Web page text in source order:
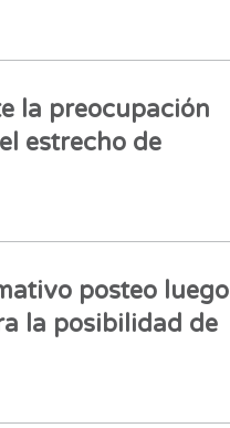
la preocupación
estrecho de
posteo luego
la posibilidad de